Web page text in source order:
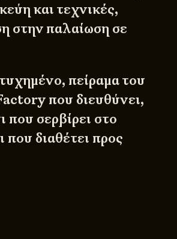
και τεχνικές,
στην παλαίωση σε
πείραμα του
που διευθύνει,
που σερβίρει στο
διαθέτει προς